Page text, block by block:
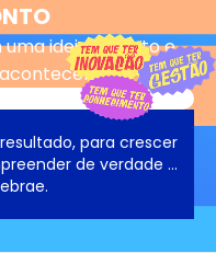
ideia, talento e
para crescer
de verdade …